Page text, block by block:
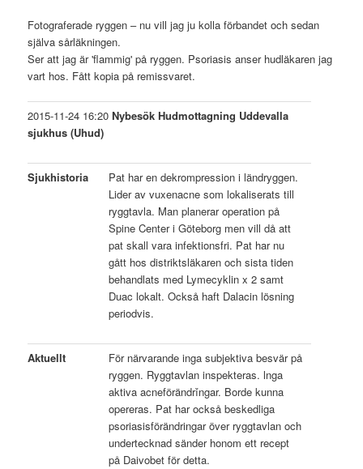
Fotograferade ryggen – nu vill jag ju kolla förbandet och sedan
själva sårläkningen.
Ser att jag är 'flammig' på ryggen. Psoriasis anser hudläkaren jag
vart hos. Fått kopia på remissvaret.
2015-11-24 16:20Nybesök Hudmottagning Uddevalla
sjukhus (Uhud)
Sjukhistoria
Pat har en dekrompression i ländryggen.
Lider av vuxenacne som lokaliserats till
ryggtavla. Man planerar operation på
Spine Center i Göteborg men vill då att
pat skall vara infektionsfri. Pat har nu
gått hos distriktsläkaren och sista tiden
behandlats med Lymecyklin x 2 samt
Duac lokalt. Också haft Dalacin lösning
periodvis.
Aktuellt
För närvarande inga subjektiva besvär på
ryggen. Ryggtavlan inspekteras. lnga
aktiva acneförändrǐngar. Borde kunna
opereras. Pat har också beskedliga
psoriasisförändringar över ryggtavlan och
undertecknad sänder honom ett recept
på Daivobet för detta.